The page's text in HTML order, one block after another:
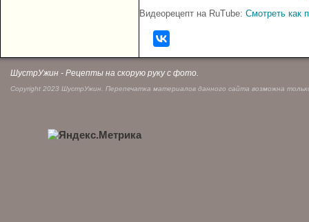
Видеорецепт на RuTube: Смотреть как
ШустрУжин - Рецепты на скорую руку с фото.
Copyright 2023 ШустрУжин. Перепечатка материалов данного сайта возможна